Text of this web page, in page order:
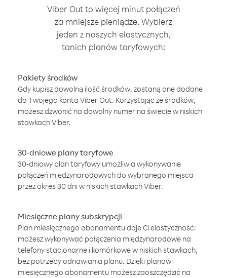
Viber Out to więcej minut połączeń
za mniejsze pieniądze. Wybierz
jeden z naszych elastycznych,
tanich planów taryfowych:
Pakiety środków
Gdy kupisz dowolną ilość środków, zostaną one dodane
do Twojego konta Viber Out. Korzystając ze środków,
możesz dzwonić na dowolny numer na świecie w niskich
stawkach Viber.
30-dniowe plany taryfowe
30-dniowy plan taryfowy umożliwia wykonywanie
połączeń międzynarodowych do wybranego miejsca
przez okres 30 dni w niskich stawkach Viber.
Miesięczne plany subskrypcji
Plan miesięcznego abonamentu daje Ci elastyczność:
możesz wykonywać połączenia międzynarodowe na
telefony stacjonarne i komórkowe w niskich stawkach,
bez potrzeby odnawiania planu. Dzięki planowi
miesięcznego abonamentu możesz zaoszczędzić na